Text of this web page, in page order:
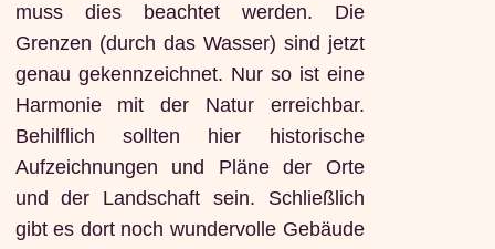
muss dies beachtet werden. Die
Grenzen (durch das Wasser) sind jetzt
genau gekennzeichnet. Nur so ist eine
Harmonie mit der Natur erreichbar.
Behilflich sollten hier historische
Aufzeichnungen und Pläne der Orte
und der Landschaft sein. Schließlich
gibt es dort noch wundervolle Gebäude